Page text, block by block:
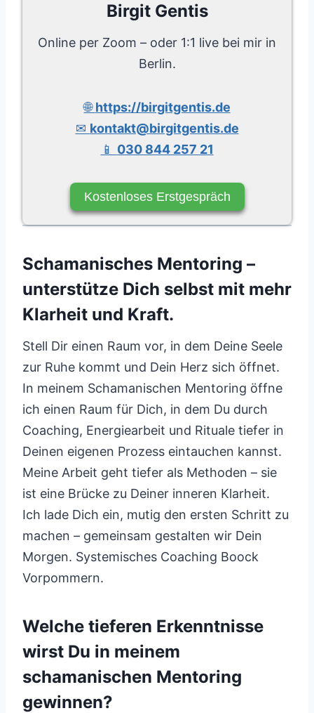
Birgit Gentis
Online per Zoom – oder 1:1 live bei mir in
Berlin.
🌐https://birgitgentis.de
✉ kontakt@birgitgentis.de
📱 030 844 257 21
Kostenloses Erstgespräch
Schamanisches Mentoring –
unterstütze Dich selbst mit mehr
Klarheit und Kraft.
Stell Dir einen Raum vor, in dem Deine Seele
zur Ruhe kommt und Dein Herz sich öffnet.
In meinem Schamanischen Mentoring öffne
ich einen Raum für Dich, in dem Du durch
Coaching, Energiearbeit und Rituale tiefer in
Deinen eigenen Prozess eintauchen kannst.
Meine Arbeit geht tiefer als Methoden – sie
ist eine Brücke zu Deiner inneren Klarheit.
Ich lade Dich ein, mutig den ersten Schritt zu
machen – gemeinsam gestalten wir Dein
Morgen. Systemisches Coaching Boock
Vorpommern.
Welche tieferen Erkenntnisse
wirst Du in meinem
schamanischen Mentoring
gewinnen?